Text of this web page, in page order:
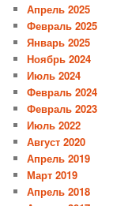
Апрель 2025
Февраль 2025
Январь 2025
Ноябрь 2024
Июль 2024
Февраль 2024
Февраль 2023
Июль 2022
Август 2020
Апрель 2019
Март 2019
Апрель 2018